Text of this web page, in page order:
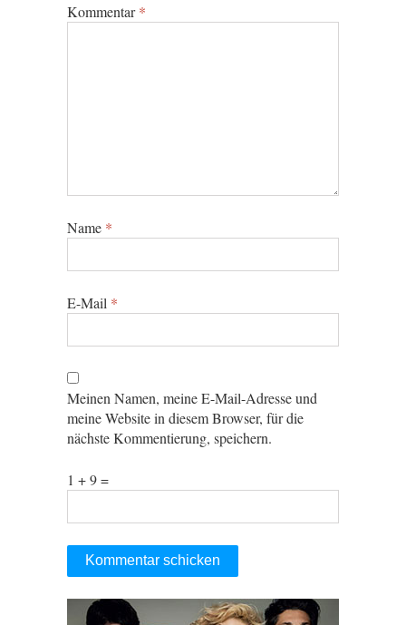
Kommentar*
Name *
E-Mail *
Meinen Namen, meine E-Mail-Adresse und
meine Website in diesem Browser, für die
nächste Kommentierung, speichern.
1 + 9 =